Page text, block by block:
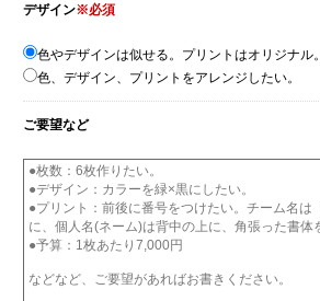
デザイン※必須
色やデザインは似せる。プリントはオリジナル。
色、デザイン、プリントをアレンジしたい。
ご要望など